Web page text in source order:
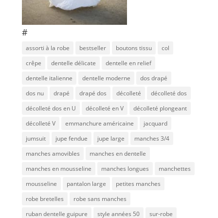
#
assorti à la robe bestseller boutons tissu
col
crêpe
dentelle délicate
dentelle en relief
dentelle italienne
dentelle moderne
dos drapé
dos nu
drapé drapé dos décolleté
décolleté dos
décolleté dos en U
décolleté en V
décolleté plongeant
décolleté V
emmanchure américaine
jacquard
jumsuit
jupe fendue jupe large
manches 3/4
manches amovibles
manches en dentelle
manches en mousseline
manches longues
manchettes
mousseline
pantalon large
petites manches
robe bretelles
robe sans manches
ruban dentelle guipure
style années 50 sur-robe